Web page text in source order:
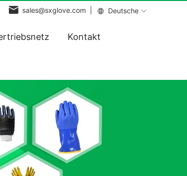
Deutsche
sales@sxglove.com |
Kontakt